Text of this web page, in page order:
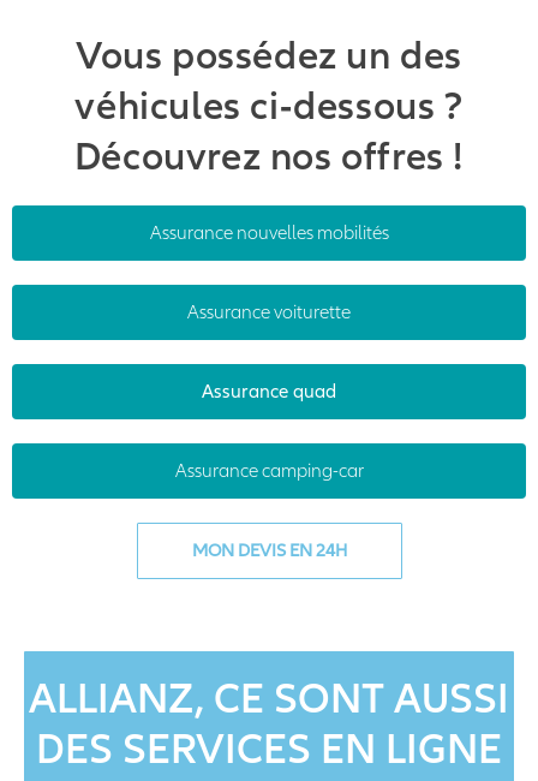
Vous possédez un des
véhicules ci-dessous ?
Découvrez nos offres !
Assurance nouvelles mobilités
Assurance voiturette
Assurance quad
Assurance camping-car
MON DEVIS EN 24H
ALLIANZ, CE SONT AUSSI
DES SERVICES EN LIGNE